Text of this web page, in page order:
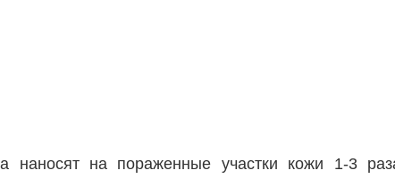
наносят на пораженные участки кожи 1-3